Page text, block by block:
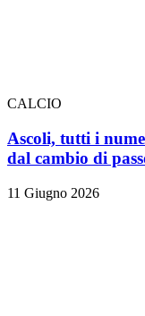
CALCIO
Ascoli, tutti i
dal cambio di
11 Giugno 2026